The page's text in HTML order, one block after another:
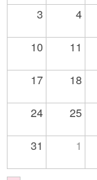
3 4
10 11
17 18
24 25
31 1